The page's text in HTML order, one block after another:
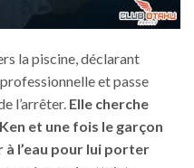
la piscine, déclarant
et passe
l’arrêter. Elle cherche
et une fois le garçon
à l’eau pour lui porter